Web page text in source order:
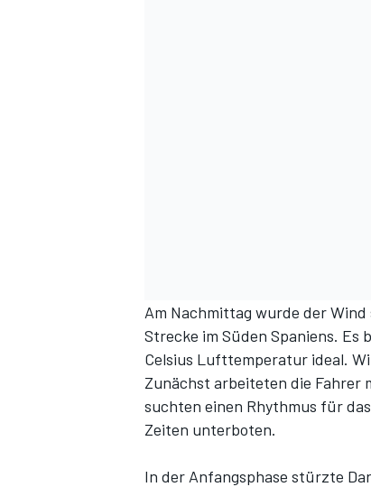
Am Nachmittag wurde der
Strecke im Süden Spaniens. Es
Celsius Lufttemperatur ideal.
Zunächst arbeiteten die Fahrer
suchten einen Rhythmus für
Zeiten unterboten.
In der Anfangsphase stürzte